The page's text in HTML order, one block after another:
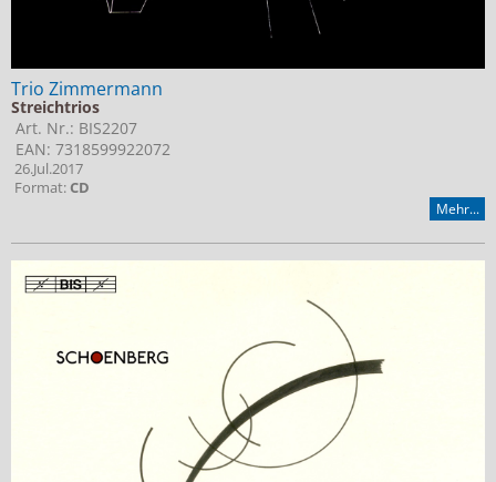
Trio Zimmermann
Streichtrios
Art. Nr.: BIS2207
EAN: 7318599922072
26.Jul.2017
Format:CD
Mehr...